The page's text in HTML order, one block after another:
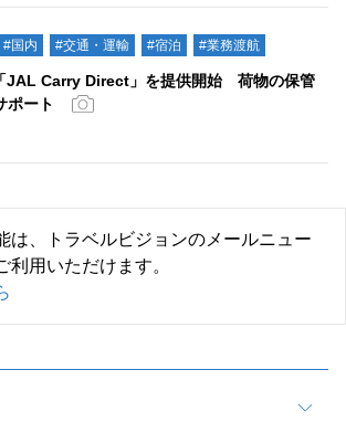
#国内 #交通・運輸 #宿泊 #業務渡航
JAL Carry Direct」を提供開始 荷物の保管
ポート
は、トラベルビジョンのメールニュー
利用いただけます。